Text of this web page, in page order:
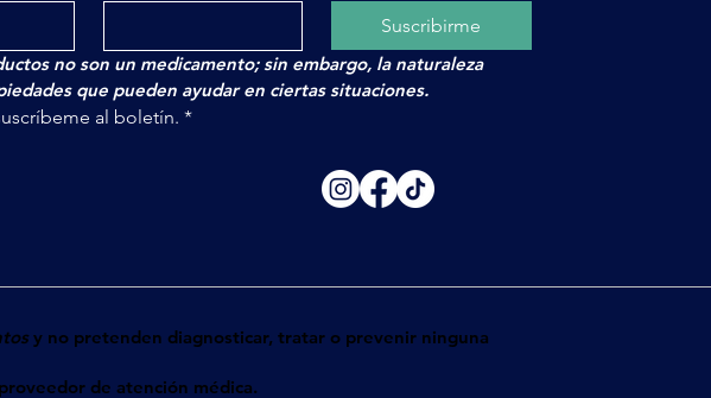
Suscribirme
no son un medicamento; sin embargo, la naturaleza
que pueden ayudar en ciertas situaciones.
al boletín. *
y no pretenden diagnosticar, tratar o prevenir ninguna
de atención médica.